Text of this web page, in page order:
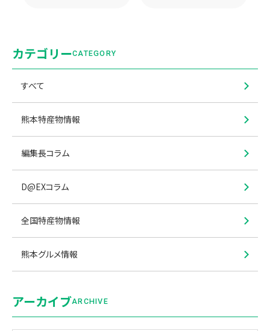
カテゴリーCATEGORY
すべて
熊本特産物情報
編集長コラム
D@EXコラム
全国特産物情報
熊本グルメ情報
アーカイブARCHIVE